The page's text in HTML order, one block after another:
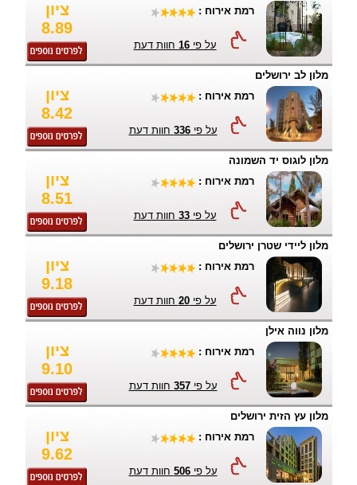
ציון
8.89
רמת אירוח :
על פי16 חוות דעת
מלון לב ירושלים
ציון
8.42
רמת אירוח :
על פי336 חוות דעת
מלון לוגוס יד השמונה
ציון
8.51
רמת אירוח :
על פי33 חוות דעת
מלון ליידי שטרן ירושלים
ציון
9.18
רמת אירוח :
על פי20 חוות דעת
מלון נווה אילן
ציון
9.10
רמת אירוח :
על פי357 חוות דעת
מלון עץ הזית ירושלים
ציון
9.62
רמת אירוח :
על פי506 חוות דעת